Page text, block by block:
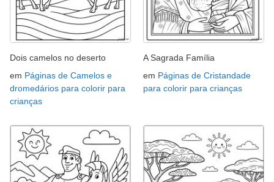
Dois camelos no deserto
em Páginas de Camelos e
dromedários para colorir para
crianças
A Sagrada Família
em Páginas de Cristandade
para colorir para crianças